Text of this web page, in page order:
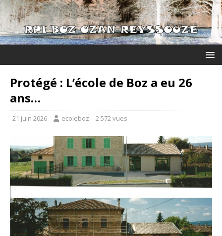
Protégé : L’école de Boz a eu 26
ans…
21 juin 2026 ecoleboz 2 572 vues